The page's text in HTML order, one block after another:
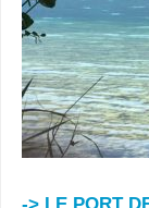
-> LE PORT